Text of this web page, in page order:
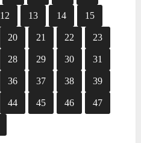
12 13 14 15
20 21 22 23
28 29 30 31
36 37 38 39
44 45 46 47